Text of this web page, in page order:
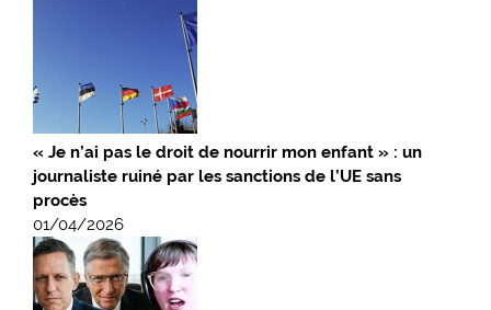
« Je n’ai pas le droit de nourrir mon enfant » : un
journaliste ruiné par les sanctions de l’UE sans
procès
01/04/2026